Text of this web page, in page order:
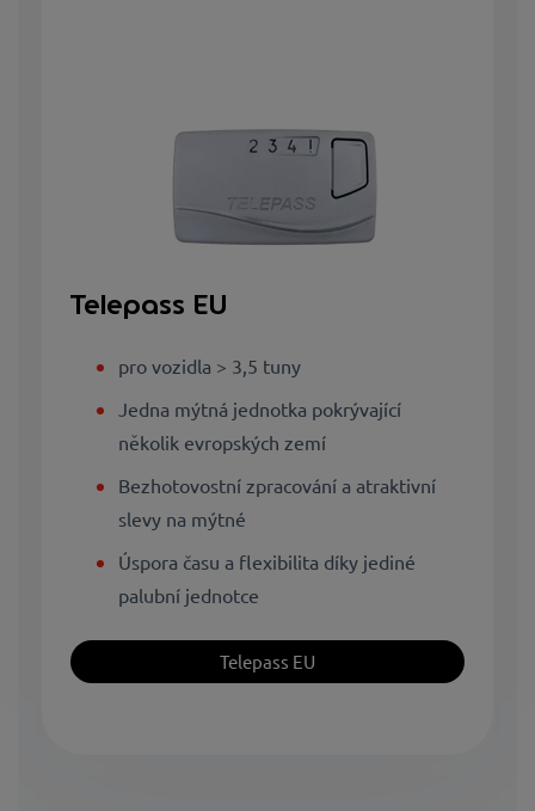
Telepass EU
pro vozidla > 3,5 tuny
Jedna mýtná jednotka pokrývající
několik evropských zemí
Bezhotovostní zpracování a atraktivní
slevy na mýtné
Úspora času a flexibilita díky jediné
palubní jednotce
Telepass EU